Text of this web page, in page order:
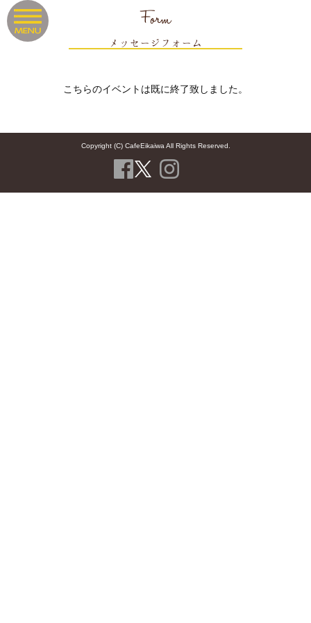
Form
メッセージフォーム
こちらのイベントは既に終了致しました。
Copyright (C) CafeEikaiwa All Rights Reserved.